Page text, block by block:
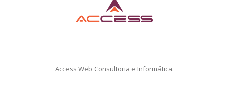
Access Web Consultoria e Informática.